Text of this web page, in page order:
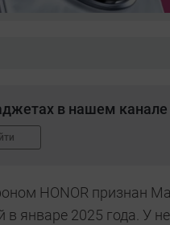
в нашем канале
HONOR признан
в январе 2025 года. У